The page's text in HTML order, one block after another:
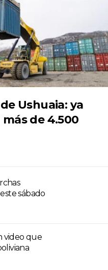
Ushuaia: ya
de 4.500
sábado
video que